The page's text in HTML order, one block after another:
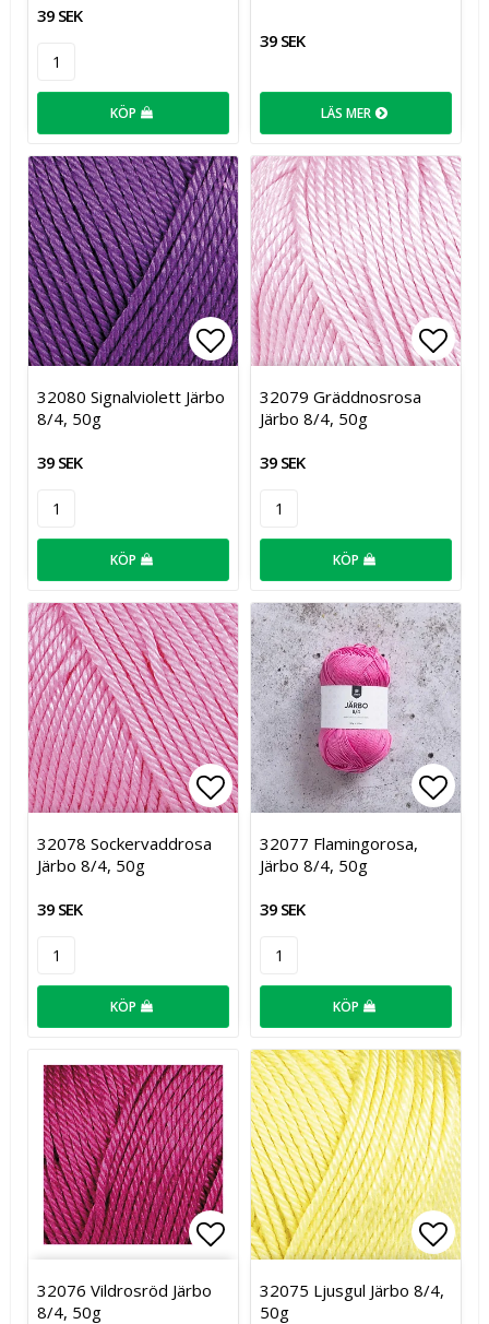
39 SEK
KÖP
39 SEK
LÄS MER
Lägg till i favoritlistan
32080 Signalviolett Järbo
8/4, 50g
39 SEK
KÖP
32079 Gräddnosrosa
Järbo 8/4, 50g
39 SEK
KÖP
Lägg till i favoritlistan
32078 Sockervaddrosa
Järbo 8/4, 50g
39 SEK
KÖP
32077 Flamingorosa,
Järbo 8/4, 50g
39 SEK
KÖP
Lägg till i favoritlistan
32076 Vildrosröd Järbo
8/4, 50g
32075 Ljusgul Järbo 8/4,
50g